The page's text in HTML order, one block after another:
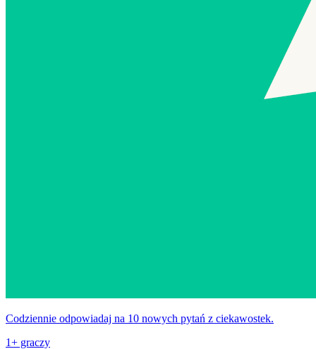
Codziennie odpowiadaj na 10 nowych pytań z ciekawostek.
1+ graczy